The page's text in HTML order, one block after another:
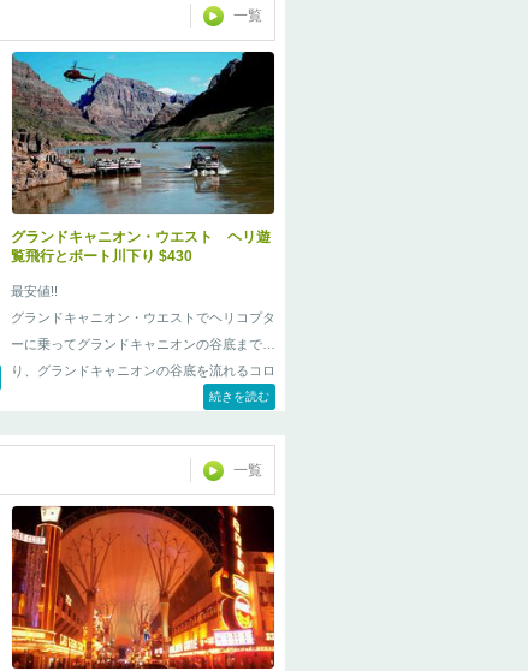
一覧
グランドキャニオン・ウエスト ヘリ遊
覧飛行とボート川下り $430
最安値!!
グランドキャニオン・ウエストでヘリコプタ
ーに乗ってグランドキャニオンの谷底まで下
り、グランドキャニオンの谷底を流れるコロ
ラド川にて川下りを行う、 ”グランドキャニ
ー”のオプショナルツアーです。
続きを読む
一覧